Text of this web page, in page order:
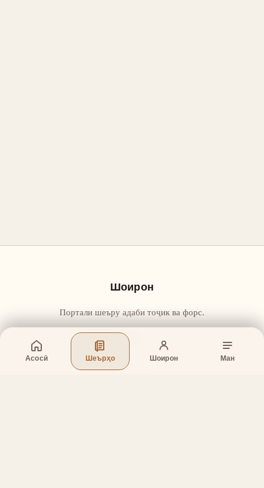
Асосӣ Шеърҳо Шоирон Ман
Шоирон
Портали шеъру адаби тоҷик ва форс.